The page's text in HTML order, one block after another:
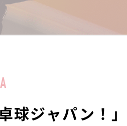
球ジャパン！